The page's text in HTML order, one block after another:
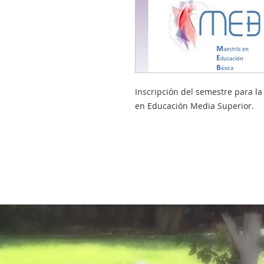
Inscripción del semestre para
en Educación Media Superior.